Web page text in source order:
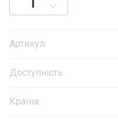
Інклюзивність пляжів
Закладні деталі
Оздоблення чаші басейну
Артикул:
Доступність:
Країна: